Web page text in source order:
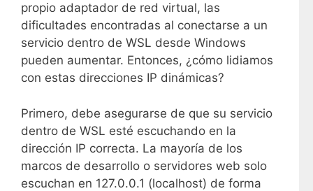
propio adaptador de red virtual, las
dificultades encontradas al conectarse a un
servicio dentro de WSL desde Windows
pueden aumentar. Entonces, ¿cómo lidiamos
con estas direcciones IP dinámicas?
Primero, debe asegurarse de que su servicio
dentro de WSL esté escuchando en la
dirección IP correcta. La mayoría de los
marcos de desarrollo o servidores web solo
escuchan en 127.0.0.1 (localhost) de forma